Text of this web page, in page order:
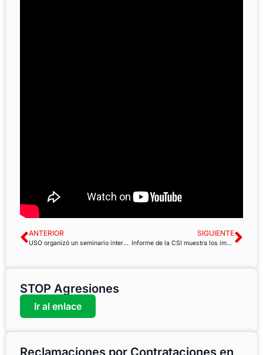
ANTERIOR
USO organizó un seminario internacional EZA sobre el diálogo social en Europa
SIGUIENTE
Informe de la CSI muestra los importantes beneficios económicos que pueden obtenerse con modestas inversiones en infraestructura, la economía del cuidado y la economía verde
STOP Agresiones
Ir al enlace